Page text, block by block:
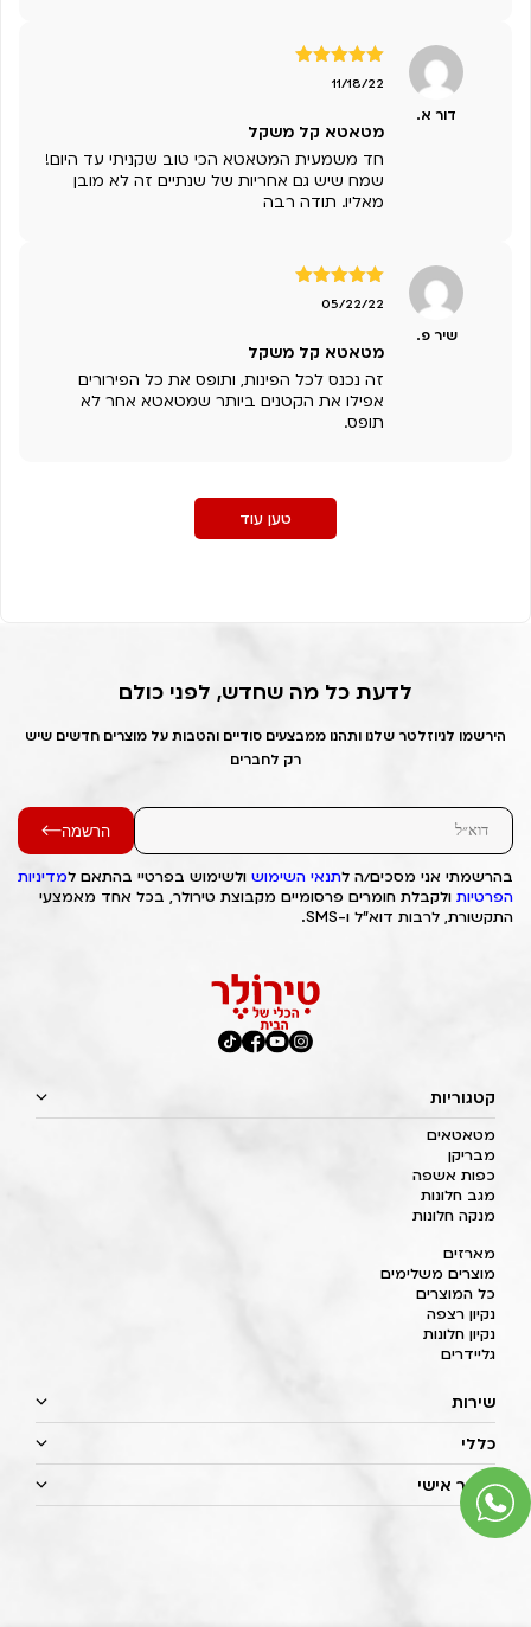
דור א.
דורג5 מתוך11/18/22
מטאטא קל משקל
חד משמעית המטאטא הכי טוב שקניתי עד היום!
שמח שיש גם אחריות של שנתיים זה לא מובן
מאליו. תודה רבה
שיר פ.
דורג5 מתוך05/22/22
מטאטא קל משקל
זה נכנס לכל הפינות, ותופס את כל הפירורים
אפילו את הקטנים ביותר שמטאטא אחר לא
תופס.
טען עוד
לדעת כל מה שחדש, לפני כולם
הירשמו לניוזלטר שלנו ותהנו ממבצעים סודיים והטבות על מוצרים חדשים שיש
רק לחברים
הרשמה
בהרשמתי אני מסכים/ה לתנאי השימוש ולשימוש בפרטיי בהתאם למדיניות
הפרטיות ולקבלת חומרים פרסומיים מקבוצת טירולר, בכל אחד מאמצעי
התקשורת, לרבות דוא"ל ו-SMS.
קטגוריות
מטאטאים
מבריקן
כפות אשפה
מגב חלונות
מנקה חלונות
מארזים
מוצרים משלימים
כל המוצרים
נקיון רצפה
נקיון חלונות
גליידרים
שירות
כללי
איזור אישי